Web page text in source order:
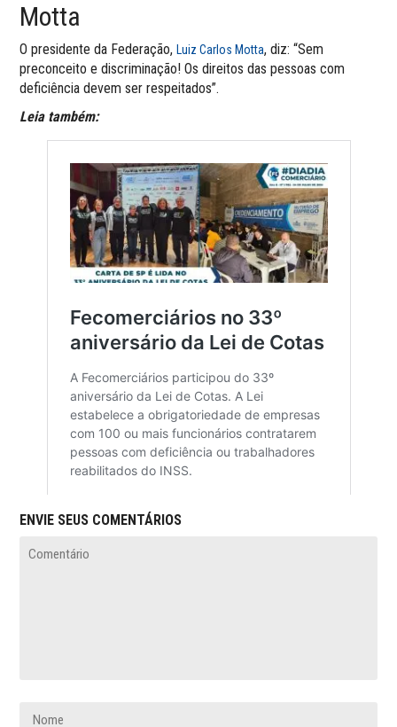
Motta
O presidente da Federação,Luiz Carlos Motta, diz: “Sem
preconceito e discriminação! Os direitos das pessoas com
deficiência devem ser respeitados”.
Leia também:
ENVIE SEUS COMENTÁRIOS